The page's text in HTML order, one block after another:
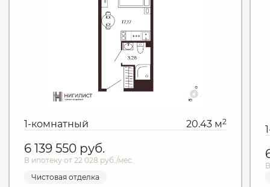
1-комнатный 20.43 м2
6 139 550 руб.
В ипотеку от 22 028 руб./мес.
Чистовая отделка